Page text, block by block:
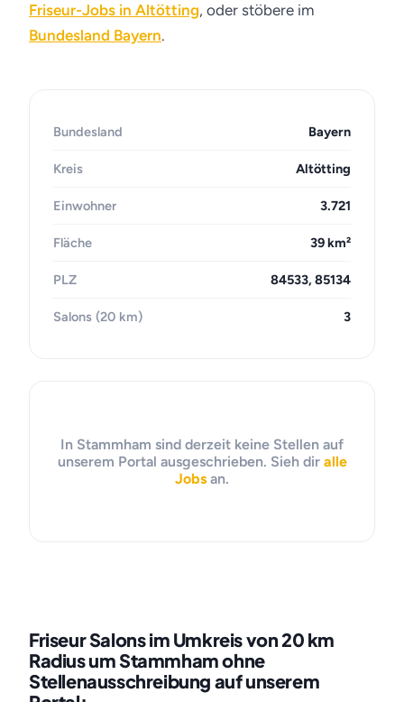
Friseur-Jobs in Altötting, oder stöbere im
Bundesland Bayern.
Bundesland Bayern
Kreis Altötting
Einwohner 3.721
Fläche 39 km²
PLZ 84533, 85134
Salons (20 km) 3
In Stammham sind derzeit keine Stellen auf
unserem Portal ausgeschrieben. Sieh dir alle
Jobs an.
Friseur Salons im Umkreis von 20 km
Radius um Stammham ohne
Stellenausschreibung auf unserem